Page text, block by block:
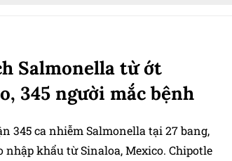
Salmonella từ ớt
345 người mắc bệnh
345 ca nhiễm Salmonella tại 27 bang,
khẩu từ Sinaloa, Mexico. Chipotle